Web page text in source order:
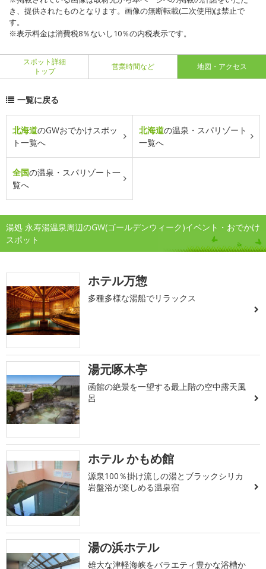
き、提供されたものとなります。画像の無断転載(二次使用)は禁止で
す。
※表示料金は消費税8％ないし10％の内税表示です。
スポット詳細
トップ
営業時間など 地図・アクセス
一覧に戻る
北海道のGWおでかけスポッ
ト一覧へ
北海道の温泉・スパリゾート
一覧へ
全国の温泉・スパリゾート一
覧へ
湯処 永寿湯温泉周辺のGW(ゴールデンウィーク)イベント・おでかけ
スポット
ホテル万惣
多種多様な湯船でリラックス
湯元啄木亭
函館の絶景を一望する最上階の空中露天風
呂
ホテル かもめ館
源泉100％掛け流しの湯とブラックシリカ
岩盤浴が楽しめる温泉宿
湯の浜ホテル
雄大な津軽海峡をバラエティ豊かな浴槽か